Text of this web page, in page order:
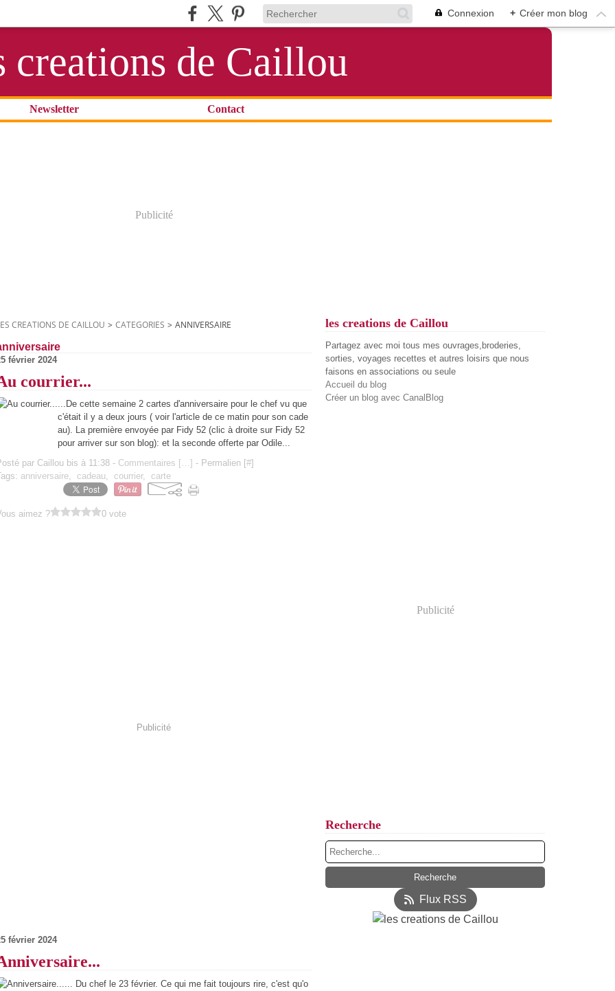
Connexion + Créer mon blog
creations de Caillou
Newsletter Contact
Publicité
CREATIONS DE CAILLOU > CATEGORIES > ANNIVERSAIRE
février 2024
courrier...
...De cette semaine 2 cartes d'anniversaire pour le chef vu que
c'était il y a deux jours ( voir l'article de ce matin pour son cade
au). La première envoyée par Fidy 52 (clic à droite sur Fidy 52
pour arriver sur son blog): et la seconde offerte par Odile...
par Caillou bis à 11:38 - Commentaires [ …] - Permalien [#]
anniversaire, cadeau, courrier, carte
aimez ? 0 vote
Publicité
février 2024
... Du chef le 23 février. Ce qui me fait toujours rire, c'est qu'o
les creations de Caillou
Partagez avec moi tous mes ouvrages,broderies,
sorties, voyages recettes et autres loisirs que nous
faisons en associations ou seule
Accueil du blog
Créer un blog avec CanalBlog
Publicité
Recherche
Flux RSS